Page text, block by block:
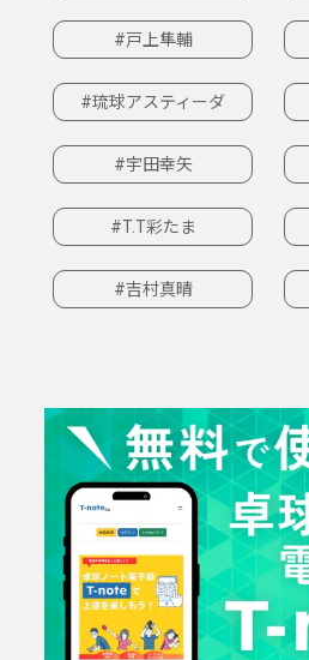
#戸上隼輔
#琉球アスティーダ
#宇田幸矢
#T.T彩たま
#吉村真晴